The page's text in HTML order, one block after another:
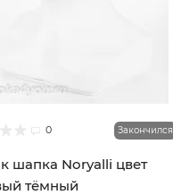
0 Закончился
шапка Noryalli цвет
тёмный